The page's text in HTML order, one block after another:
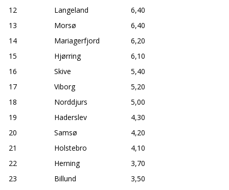
12
Langeland
6,40
13
Morsø
6,40
14
Mariagerfjord
6,20
15
Hjørring
6,10
16
Skive
5,40
17
Viborg
5,20
18
Norddjurs
5,00
19
Haderslev
4,30
20
Samsø
4,20
21
Holstebro
4,10
22
Herning
3,70
23
Billund
3,50